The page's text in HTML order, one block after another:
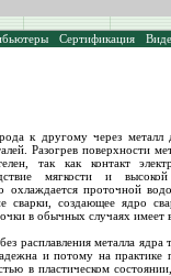
Сертификация
к другому через металл
Разогрев поверхности
так как контакт
мягкости и высокой
охлаждается проточной
сварки, создающее ядро
в обычных случаях имеет
расплавления металла
и потому на практике
в пластическом